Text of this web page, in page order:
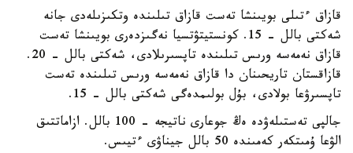
قازاق ءتىلى بويىنشا تەست قازاق تىلىندە وتكىزىلەدى جانە
شەكتى بالل - 15. كونستيتۋتسيا نەگىزدەرى بويىنشا تەست
قازاق نەمەسە ورىس تىلىندە تاپسىرىلادى، شەكتى بالل - 20.
قازاقستان تاريحىنان دا قازاق نەمەسە ورىس تىلىندە تەست
تاپسىرۋعا بولادى، بۇل بولىمدەگى شەكتى بالل - 15.
جالپى تەستىلەۋدە ەڭ جوعارى ناتيجە - 100 بالل. ازاماتتىق
الۋعا ۇمىتكەر كەمىندە 50 بالل جيناۋى ءتيىس.